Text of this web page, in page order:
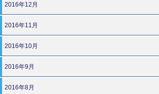
2016年12月
2016年11月
2016年10月
2016年9月
2016年8月